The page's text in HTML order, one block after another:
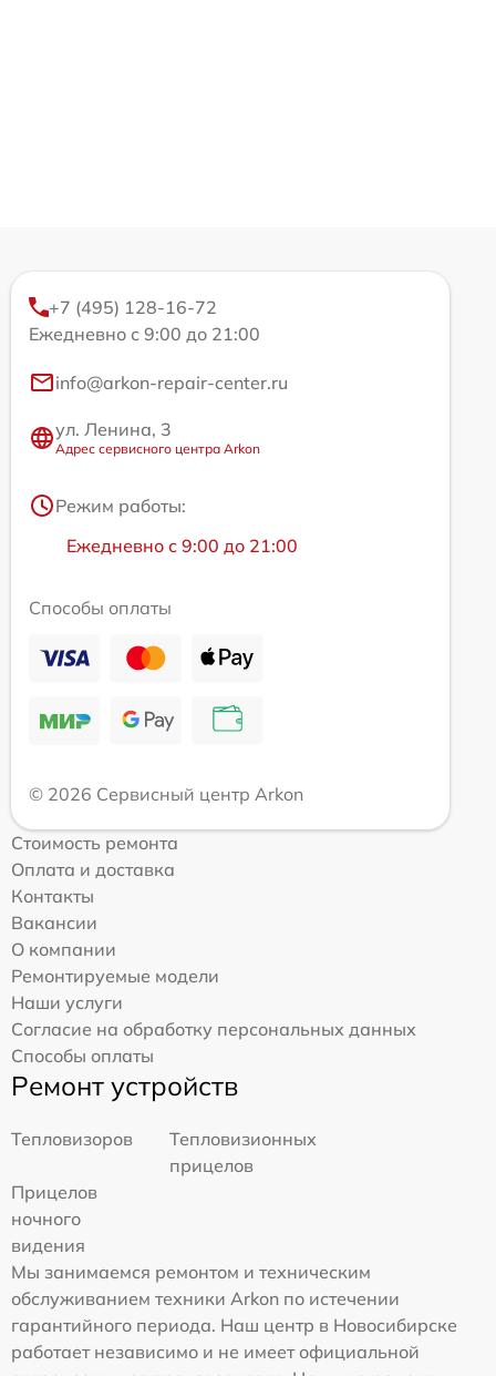
+7 (495) 128-16-72
Ежедневно с 9:00 до 21:00
info@arkon-repair-center.ru
ул. Ленина, 3
Адрес сервисного центра Arkon
Режим работы:
Ежедневно с 9:00 до 21:00
Способы оплаты
© 2026 Сервисный центр Arkon
Стоимость ремонта
Оплата и доставка
Контакты
Вакансии
О компании
Ремонтируемые модели
Наши услуги
Согласие на обработку персональных данных
Способы оплаты
Ремонт устройств
Тепловизоров
Тепловизионных
прицелов
Прицелов
ночного
видения
Мы занимаемся ремонтом и техническим
обслуживанием техники Arkon по истечении
гарантийного периода. Наш центр в Новосибирске
работает независимо и не имеет официальной